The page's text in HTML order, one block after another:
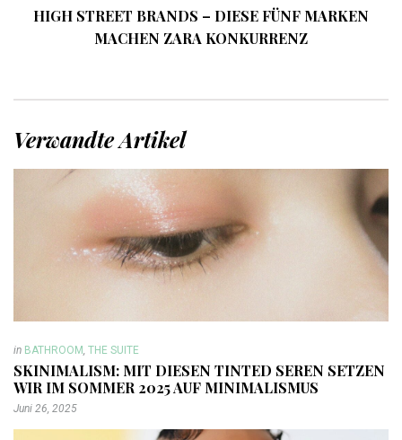
HIGH STREET BRANDS – DIESE FÜNF MARKEN
MACHEN ZARA KONKURRENZ
Verwandte Artikel
in BATHROOM THE SUITE
SKINIMALISM: MIT DIESEN TINTED SEREN SETZEN
WIR IM SOMMER 2025 AUF MINIMALISMUS
Juni 26, 2025